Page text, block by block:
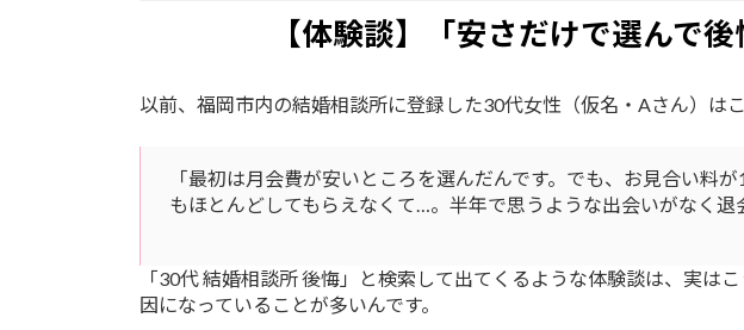
【体験談】「安さだけで選んで後
以前、福岡市内の結婚相談所に登録した30代女性（仮名・Aさん）はこ
「最初は月会費が安いところを選んだんです。でも、お見合い料
もほとんどしてもらえなくて…。半年で思うような出会いがなく退
「30代 結婚相談所 後悔」と検索して出てくるような体験談は、実は
因になっていることが多いんです。